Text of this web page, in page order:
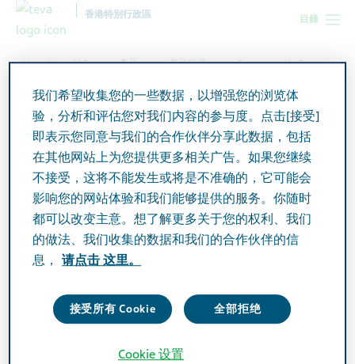
目錄
香港特別行政區
Hong Kong SAR 產品 产品目录
Esomeprazole Gastro-
Esomeprazole Gastro-
Resistant Tablets
Active Ingredient
Esomeprazole 40mg
Additional Info
Tablet
我们希望收集您的一些数据，以增强您的浏览体
验，分析和评估您对我们内容的参与度。点击[接受]
即表示您同意与我们的合作伙伴分享此数据，包括
在其他网站上为您提供更多相关广告。如果您继续
不接受，这将不能发生或将是不准确的，它可能会
影响您的网站体验和我们能够提供的服务。你随时
都可以改变主意。想了解更多关于您的权利、我们
的做法、我们收集的数据和我们的合作伙伴的信
息，
请点击 这里。
接受所有 Cookie 全部拒绝
Cookie 设置